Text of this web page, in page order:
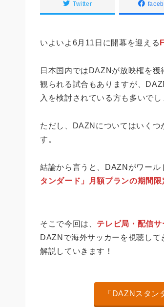
Twitter
いよいよ6月11日に開幕を迎える
日本国内ではDAZNが放映権を
観られる試合もありますが、
入を検討されている方も多いでし
ただし、DAZNについてはいく
す。
結論から言うと、DAZNがワール
タンダード」月額プランの期間
そこで今回は、 テレビ局・配信
DAZNで海外サッカーを視聴して
解説していきます！
「DAZNスタ